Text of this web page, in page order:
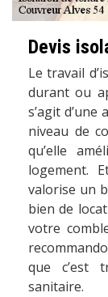
Devis
Le travail
durant ou
s’agit
niveau de
qu’elle
logement.
valorise un
bien de
votre
que c’est
sanitaire.